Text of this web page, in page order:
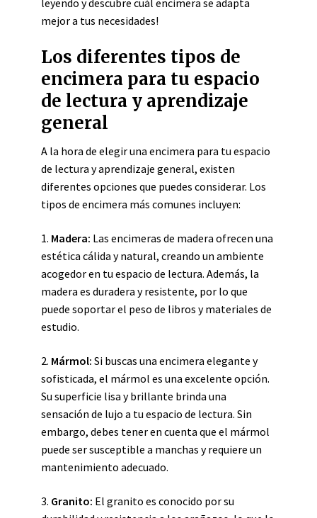
leyendo y descubre cuál encimera se adapta
mejor a tus necesidades!
Los diferentes tipos de
encimera para tu espacio
de lectura y aprendizaje
general
A la hora de elegir una encimera para tu espacio
de lectura y aprendizaje general, existen
diferentes opciones que puedes considerar. Los
tipos de encimera más comunes incluyen:
1. Madera: Las encimeras de madera ofrecen una
estética cálida y natural, creando un ambiente
acogedor en tu espacio de lectura. Además, la
madera es duradera y resistente, por lo que
puede soportar el peso de libros y materiales de
estudio.
2. Mármol: Si buscas una encimera elegante y
sofisticada, el mármol es una excelente opción.
Su superficie lisa y brillante brinda una
sensación de lujo a tu espacio de lectura. Sin
embargo, debes tener en cuenta que el mármol
puede ser susceptible a manchas y requiere un
mantenimiento adecuado.
3. Granito: El granito es conocido por su